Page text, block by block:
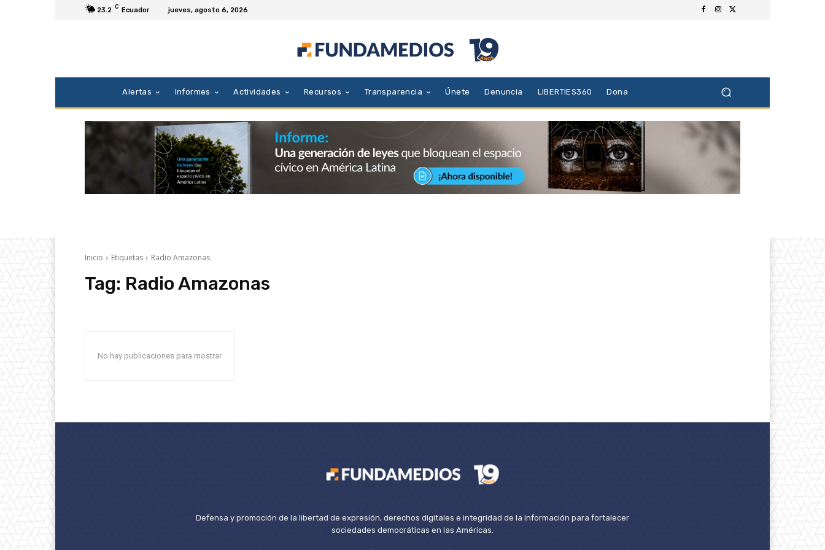
23.2 C Ecuador jueves, agosto 6, 2026
Alertas Informes Actividades Recursos Transparencia Únete Denuncia LIBERTIES360 Dona
Inicio Etiquetas Radio Amazonas
Tag: Radio Amazonas
No hay publicaciones para mostrar
Defensa y promoción de la libertad de expresión, derechos digitales e integridad de la información para fortalecer
sociedades democráticas en las Américas.